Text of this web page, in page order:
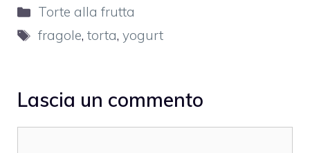
Categorie
Torte alla frutta
Tag
fragole,torta,yogurt
Lascia un commento